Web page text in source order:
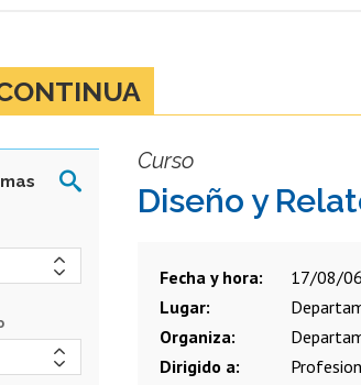
Curso
Diseño y
Fecha y hora
17/08/
Lugar
Organiza
Dirigido a